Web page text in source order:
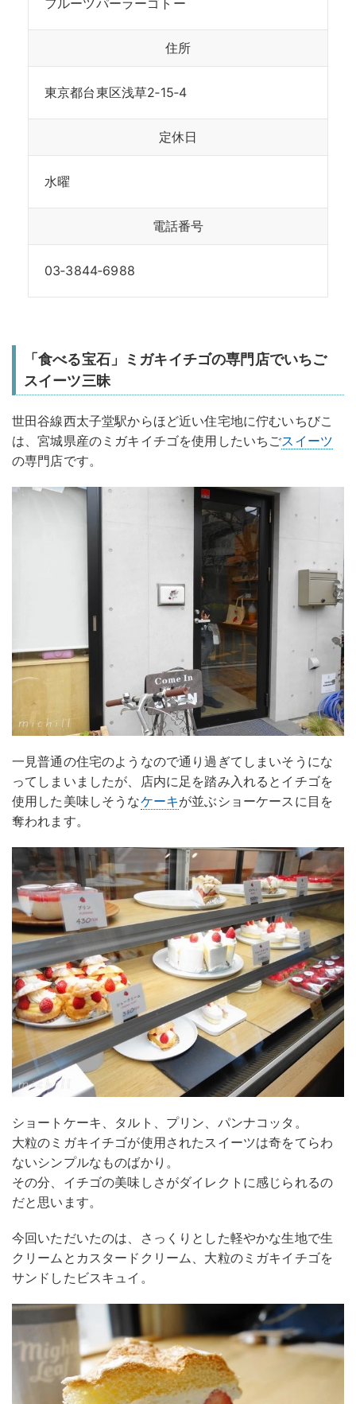
住所
東京都台東区浅草2‐15‐4
定休日
水曜
電話番号
03‐3844‐6988
「食べる宝石」ミガキイチゴの専門店でいちご
スイーツ三昧
世田谷線西太子堂駅からほど近い住宅地に佇むいちびこ
は、宮城県産のミガキイチゴを使用したいちごスイーツ
の専門店です。
一見普通の住宅のようなので通り過ぎてしまいそうにな
ってしまいましたが、店内に足を踏み入れるとイチゴを
使用した美味しそうなケーキが並ぶショーケースに目を
奪われます。
ショートケーキ、タルト、プリン、パンナコッタ。
大粒のミガキイチゴが使用されたスイーツは奇をてらわ
ないシンプルなものばかり。
その分、イチゴの美味しさがダイレクトに感じられるの
だと思います。
今回いただいたのは、さっくりとした軽やかな生地で生
クリームとカスタードクリーム、大粒のミガキイチゴを
サンドしたビスキュイ。